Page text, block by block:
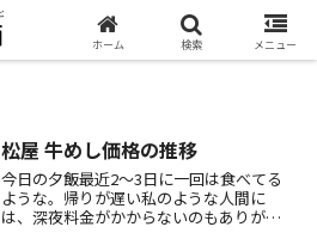
松屋 牛めし価格の推移
今日の夕飯最近2～3日に一回は食べてる
ような。帰りが遅い私のような人間に
は、深夜料金がかからないのもありがた
ホーム 検索 メニュー